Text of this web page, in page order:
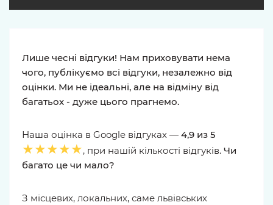
Лише чесні відгуки! Нам приховувати нема
чого, публікуємо всі відгуки, незалежно від
оцінки. Ми не ідеальні, але на відміну від
багатьох - дуже цього прагнемо.
Наша оцінка в Google відгуках — 4,9 из 5
★★★★★, при нашій кількості відгуків. Чи
багато це чи мало?
З місцевих, локальних, саме львівських